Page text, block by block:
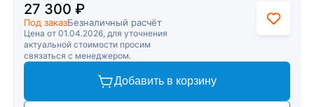
27 300 ₽
Под заказБезналичный расчёт
Цена от 01.04.2026, для уточнения
актуальной стоимости просим
связаться с менеджером.
Добавить в корзину